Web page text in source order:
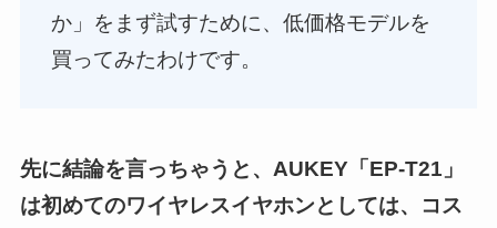
か」をまず試すために、低価格モデルを
買ってみたわけです。
先に結論を言っちゃうと、AUKEY「EP-T21」
は初めてのワイヤレスイヤホンとしては、コス